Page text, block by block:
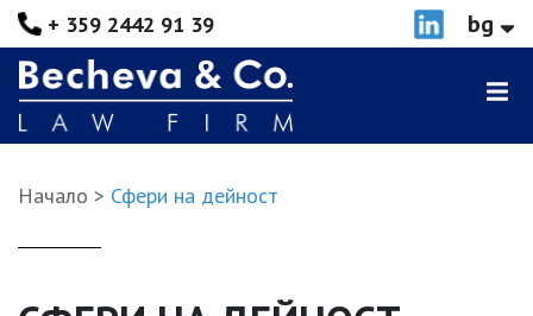
+ 359 2442 91 39 bg
Начало Сфери на дейност